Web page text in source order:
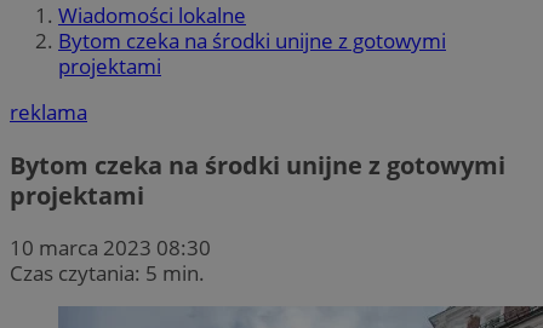
Wiadomości lokalne
Bytom czeka na środki unijne z gotowymi
projektami
reklama
Bytom czeka na środki unijne z gotowymi
projektami
10 marca 2023 08:30
Czas czytania: 5 min.